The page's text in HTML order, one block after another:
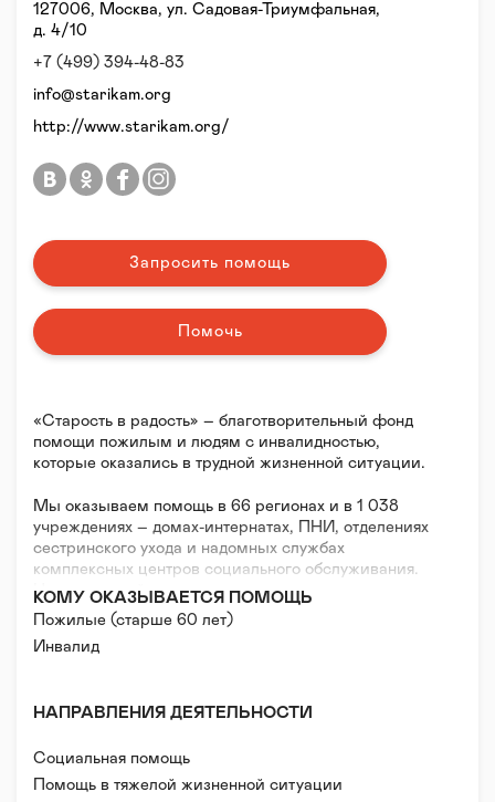
«Старость в радость» – благотворительный фонд
помощи пожилым и людям с инвалидностью,
которые оказались в трудной жизненной ситуации.
Мы оказываем помощь в 66 регионах и в 1 038
учреждениях – домах-интернатах, ПНИ, отделениях
сестринского ухода и надомных службах
комплексных центров социального обслуживания.
На регулярной основе передаем средства ухода и
реабилитации, оплачиваем труд и обучение
профессиональных помощников по уходу и
организаторов культурного досуга, открываем
Все люди заслужили достойную жизнь в старости.
рассчитывать на минимальные стандарты ухода —
чистую постель, уютную и светлую комнату,
КОМУ ОКАЗЫВАЕТСЯ ПОМОЩЬ
Пожилые (старше 60 лет)
Инвалид
НАПРАВЛЕНИЯ ДЕЯТЕЛЬНОСТИ
Социальная помощь
Помощь в тяжелой жизненной ситуации
127006, Москва, ул. Садовая-Триумфальная,
д. 4/10
+7 (499) 394-48-83
info@starikam.org
http://www.starikam.org/
Запросить помощь
Помочь